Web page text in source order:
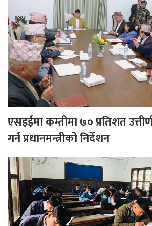
एसइईमा कम्तीमा ७० प्रतिशत
गर्न प्रधानमन्त्रीको निर्देशन